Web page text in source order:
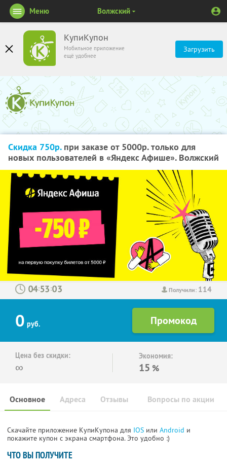
КупиКупон
Мобильное приложение
ещё удобнее
Загрузить
Меню Волжский
Скидка 750р.при заказе от 5000р. только для
новых пользователей в «Яндекс Афише». Волжский
Получили: 114
: :
0 руб.
Цена без скидки:
∞
Экономия:
15 %
Основное Отзывы Вопросы по акции
Адреса
Скачайте приложение КупиКупона для IOS или Android и
покажите купон с экрана смартфона. Это удобно :)
ЧТО ВЫ ПОЛУЧИТЕ